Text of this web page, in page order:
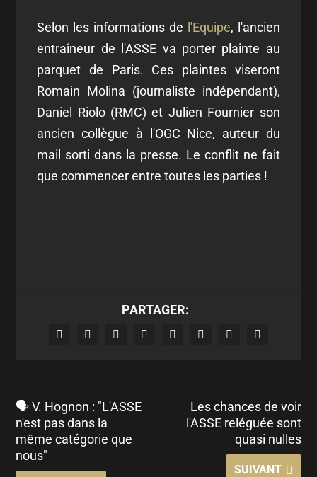
Selon les informations de l'Equipe, l'ancien
entraîneur de l'ASSE va porter plainte au
parquet de Paris. Ces plaintes viseront
Romain Molina (journaliste indépendant),
Daniel Riolo (RMC) et Julien Fournier son
ancien collègue à l'OGC Nice, auteur du
mail sorti dans la presse. Le conflit ne fait
que commencer entre toutes les parties !
PARTAGER:
🗣 V. Hognon : "L'ASSE
n'est pas dans la
même catégorie que
nous"
Les chances de voir
l'ASSE reléguée sont
quasi nulles
SUIVANT